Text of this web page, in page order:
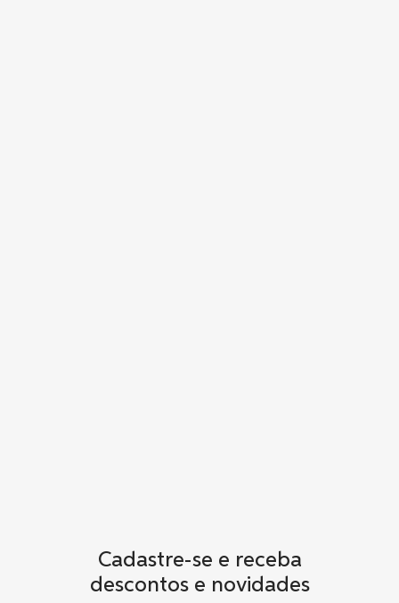
Cadastre-se e receba
descontos e novidades